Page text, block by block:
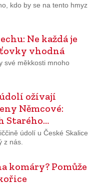
kdo by se na tento hmyz
Ne každá je
vhodná
své měkkosti mnoho
ožívají
Němcové:
Starého…
údolí u České Skalice
z nás.
komáry? Pomůže